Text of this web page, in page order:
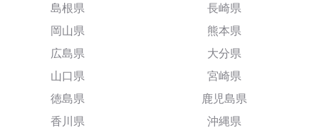
島根県
岡山県
広島県
山口県
徳島県
香川県
長崎県
熊本県
大分県
宮崎県
鹿児島県
沖縄県